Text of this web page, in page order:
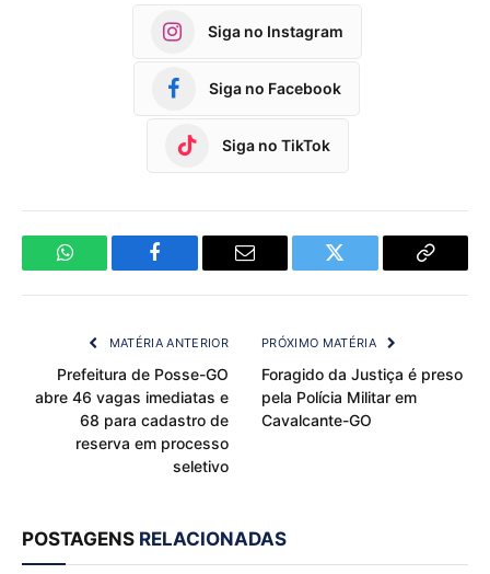
Siga no Instagram
Siga no Facebook
Siga no TikTok
WhatsApp Facebook Email Twitter
Copy
MATÉRIA ANTERIOR
Prefeitura de Posse-GO
abre 46 vagas imediatas e
68 para cadastro de
reserva em processo
seletivo
PRÓXIMO MATÉRIA
Foragido da Justiça é preso
pela Polícia Militar em
Cavalcante-GO
POSTAGENS RELACIONADAS